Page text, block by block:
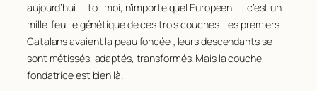
aujourd’hui — toi, moi, n’importe quel Européen —, c’est un
mille-feuille génétique de ces trois couches. Les premiers
Catalans avaient la peau foncée ; leurs descendants se
sont métissés, adaptés, transformés. Mais la couche
fondatrice est bien là.